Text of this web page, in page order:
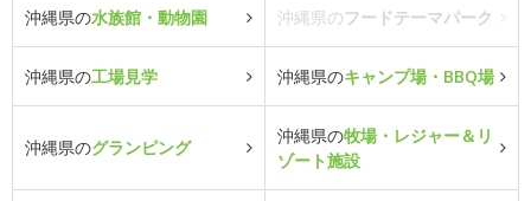
沖縄県の水族館・動物園 沖縄県のフードテーマパーク
沖縄県の工場見学 沖縄県のキャンプ場・BBQ場
沖縄県のグランピング
沖縄県の牧場・レジャー＆リ
ゾート施設